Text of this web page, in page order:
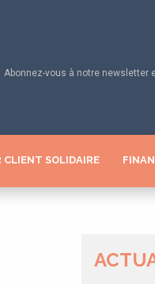
Abonnez-vous à notre newsletter
CLIENT SOLIDAIRE